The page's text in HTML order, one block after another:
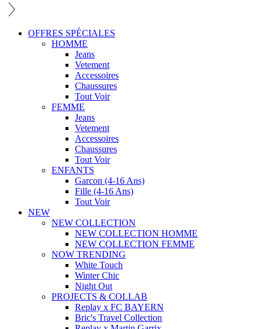
OFFRES SPÉCIALES
HOMME
Jeans
Vetement
Accessoires
Chaussures
Tout Voir
FEMME
Jeans
Vetement
Accessoires
Chaussures
Tout Voir
ENFANTS
Garcon (4-16 Ans)
Fille (4-16 Ans)
Tout Voir
NEW
NEW COLLECTION
NEW COLLECTION HOMME
NEW COLLECTION FEMME
NOW TRENDING
White Touch
Winter Chic
Night Out
PROJECTS & COLLAB
Replay x FC BAYERN
Bric's Travel Collection